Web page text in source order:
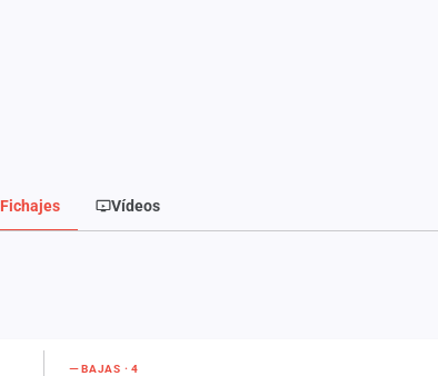
Fichajes Vídeos
BAJAS · 4